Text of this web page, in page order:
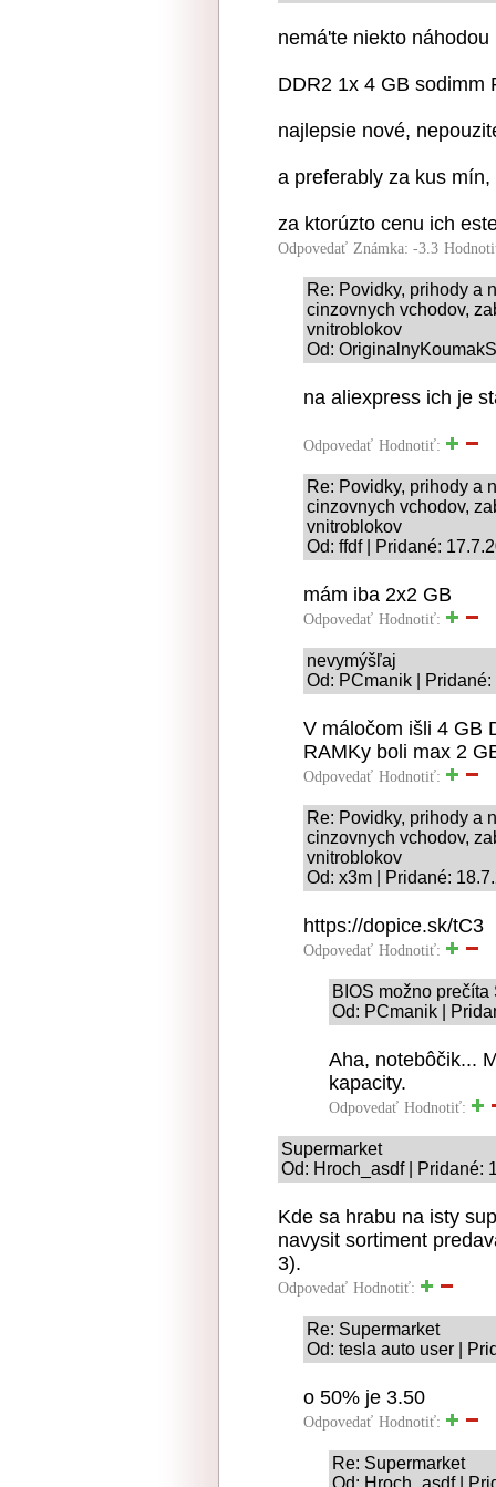
nemá'te niekto náhodou
DDR2 1x 4 GB sodimm
najlepsie nové,
a preferably za kus
za ktorúzto cenu ich
Odpovedať Známka: -3.3
Re: Povidky, prihody a
cinzovnych vchodov,
vnitroblokov
Od:
na aliexpress ich je
Odpovedať Hodnotiť:
Re: Povidky, prihody a
cinzovnych vchodov,
vnitroblokov
Od: ffdf | Pridané:
mám iba 2x2 GB
Odpovedať Hodnotiť:
nevymýšľaj
Od: PCmanik |
V máločom išli 4 GB
RAMKy boli max 2
Odpovedať Hodnotiť:
Re: Povidky, prihody a
cinzovnych vchodov,
vnitroblokov
Od: x3m | Pridané:
https://dopice.sk/tC3
Odpovedať Hodnotiť:
BIOS možno
Od: PCmanik |
Aha, notebôčik...
kapacity.
Odpovedať Hodnotiť:
Supermarket
Od: Hroch_asdf | Pridané:
Kde sa hrabu na isty
navysit sortiment
3).
Odpovedať Hodnotiť:
Re: Supermarket
Od: tesla auto user |
o 50% je 3.50
Odpovedať Hodnotiť:
Re: Supermarket
Od: Hroch_asdf |